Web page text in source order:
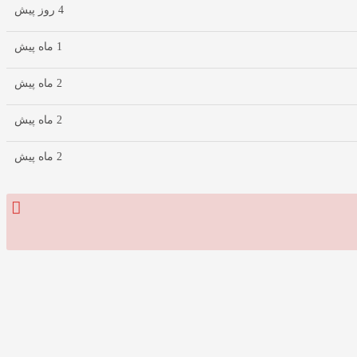
4 روز پیش
1 ماه پیش
2 ماه پیش
2 ماه پیش
2 ماه پیش